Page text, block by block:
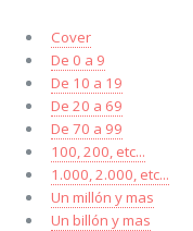
Cover
De 0 a 9
De 10 a 19
De 20 a 69
De 70 a 99
100, 200, etc...
1.000, 2.000, etc...
Un millón y mas
Un billón y mas